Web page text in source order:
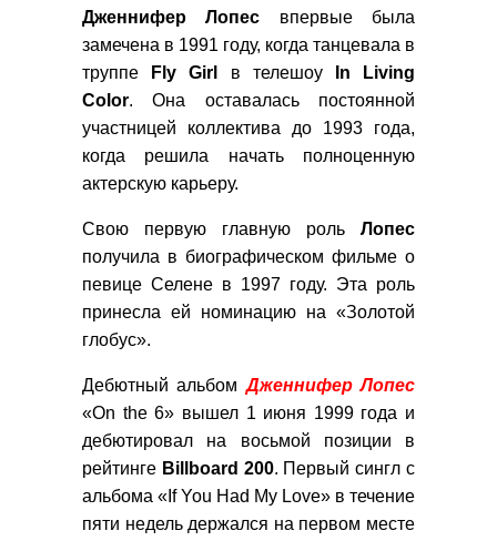
Дженнифер Лопес впервые была
замечена в 1991 году, когда танцевала в
труппе
Fly Girl в телешоу
In Living
Color. Она оставалась постоянной
участницей коллектива до 1993 года,
когда решила начать полноценную
актерскую карьеру.
Свою первую главную роль Лопес
получила в биографическом фильме о
певице Селене в 1997 году. Эта роль
принесла ей номинацию на «Золотой
глобус».
Дебютный альбомДженнифер Лопес
«On the 6» вышел 1 июня 1999 года и
дебютировал на восьмой позиции в
рейтинге Billboard 200. Первый сингл с
альбома «If You Had My Love» в течение
пяти недель держался на первом месте